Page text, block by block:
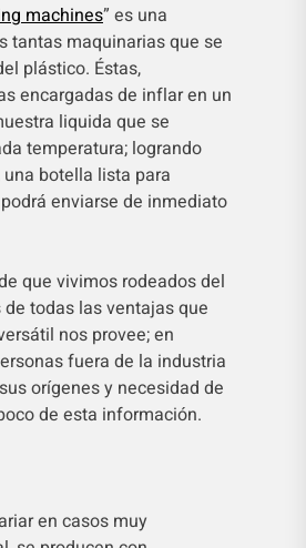
machines” es una
tantas maquinarias que se
plástico. Éstas,
encargadas de inflar en un
liquida que se
temperatura; logrando
botella lista para
enviarse de inmediato
que vivimos rodeados del
todas las ventajas que
nos provee; en
fuera de la industria
orígenes y necesidad de
de esta información.
en casos muy